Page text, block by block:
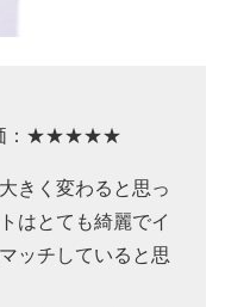
価：★★★★★
きく変わると思っ
はとても綺麗でイ
ッチしていると思